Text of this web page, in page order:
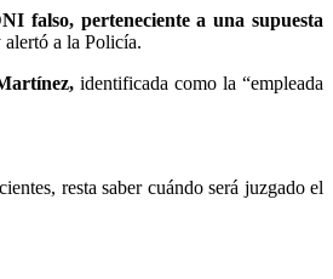
falso, perteneciente a una supuesta
a la Policía.
identificada como la “empleada
resta saber cuándo será juzgado el